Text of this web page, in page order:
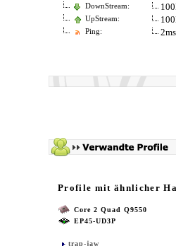
DownStream:
UpStream:
Ping: 2ms
Profile mit ähnlicher
Core 2 Quad Q9550
EP45-UD3P
trap-jaw